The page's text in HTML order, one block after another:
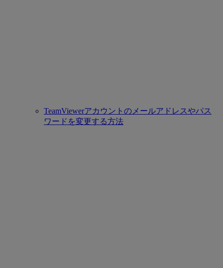
TeamViewerアカウントのメールアドレスやパス
ワードを変更する方法